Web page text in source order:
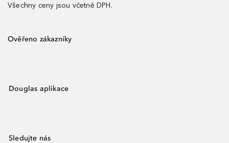
Všechny ceny jsou včetně DPH.
Ověřeno zákazníky
Douglas aplikace
Sledujte nás